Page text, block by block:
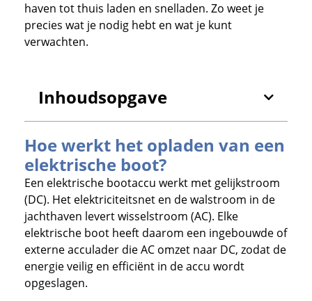
haven tot thuis laden en snelladen. Zo weet je
precies wat je nodig hebt en wat je kunt
verwachten.
Inhoudsopgave
Hoe werkt het opladen van een
elektrische boot?
Een elektrische bootaccu werkt met gelijkstroom
(DC). Het elektriciteitsnet en de walstroom in de
jachthaven levert wisselstroom (AC). Elke
elektrische boot heeft daarom een ingebouwde of
externe acculader die AC omzet naar DC, zodat de
energie veilig en efficiënt in de accu wordt
opgeslagen.